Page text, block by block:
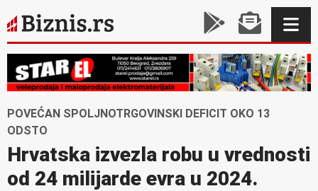
POVEĆAN SPOLJNOTRGOVINSKI DEFICIT OKO 13
ODSTO
Hrvatska izvezla robu u vrednosti
od 24 milijarde evra u 2024.